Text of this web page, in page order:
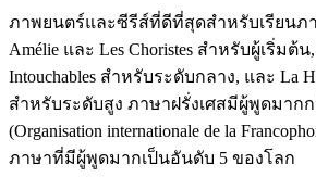
ภาพยนตร์และซีรีส์ที่ดีที่สุดสำหรับเรียนภ
Amélie และ Les Choristes สำหรับผู้เริ่มต้น
Intouchables สำหรับระดับกลาง, และ La
สำหรับระดับสูง ภาษาฝรั่งเศสมีผู้พูดมาก
(Organisation internationale de la
ภาษาที่มีผู้พูดมากเป็นอันดับ 5 ของโลก